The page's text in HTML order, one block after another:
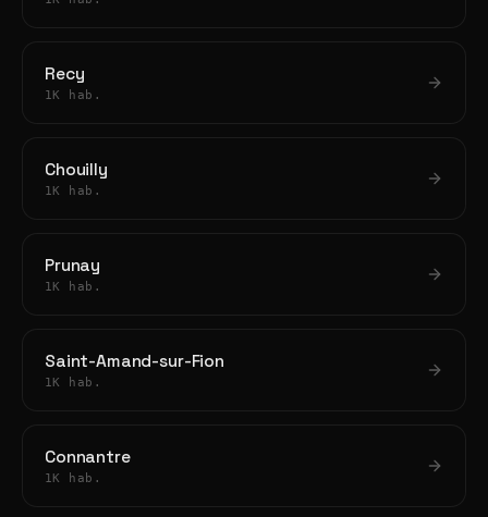
Recy
1K hab.
Chouilly
1K hab.
Prunay
1K hab.
Saint-Amand-sur-Fion
1K hab.
Connantre
1K hab.